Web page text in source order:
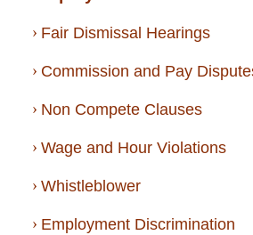
Fair Dismissal Hearings
Commission and Pay
Non Compete Clauses
Wage and Hour Violations
Whistleblower
Employment Discrimination